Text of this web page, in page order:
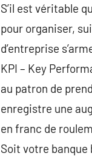
S’il est véritable
pour organiser,
d’entreprise
KPI – Key
au patron de
enregistre une
en franc de
Soit votre